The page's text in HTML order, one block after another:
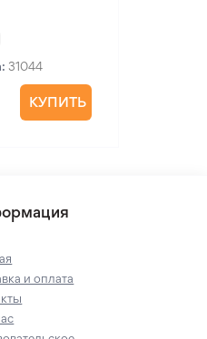
31044
КУПИТЬ
и оплата